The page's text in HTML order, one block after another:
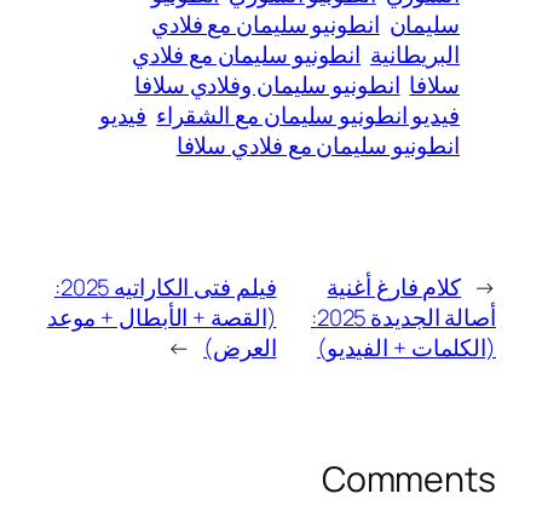
سليمان انطونيو سليمان مع فلادي
البريطانية انطونيو سليمان مع فلادي
سلافا انطونيو سليمان وفلادي سلافا
فيديو انطونيو سليمان مع الشقراء فيديو
انطونيو سليمان مع فلادي سلافا
← كلام فارغ أغنية
أصالة الجديدة 2025:
(الكلمات + الفيديو)
فيلم فتى الكاراتيه 2025:
(القصة + الأبطال + موعد
العرض) →
Comments